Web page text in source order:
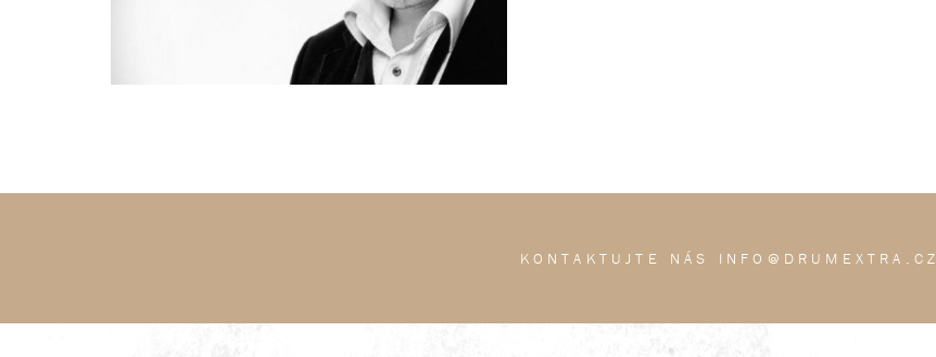
KONTAKTUJTE NÁS INFO@DRUMEXTRA.CZ